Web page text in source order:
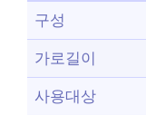
구성
가로길이
사용대상